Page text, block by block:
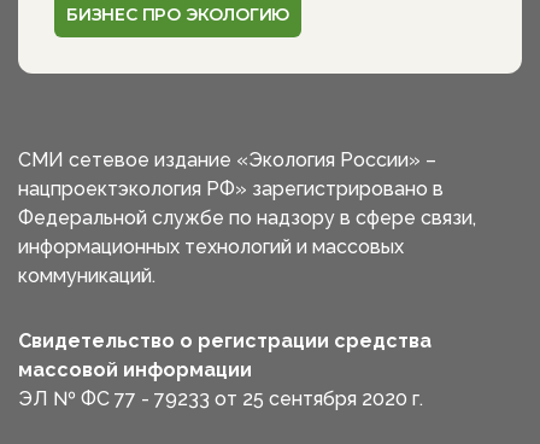
БИЗНЕС ПРО ЭКОЛОГИЮ
СМИ сетевое издание «Экология России» –
нацпроектэкология РФ» зарегистрировано в
Федеральной службе по надзору в сфере связи,
информационных технологий и массовых
коммуникаций.
Свидетельство о регистрации средства
массовой информации
ЭЛ № ФС 77 - 79233 от 25 сентября 2020 г.